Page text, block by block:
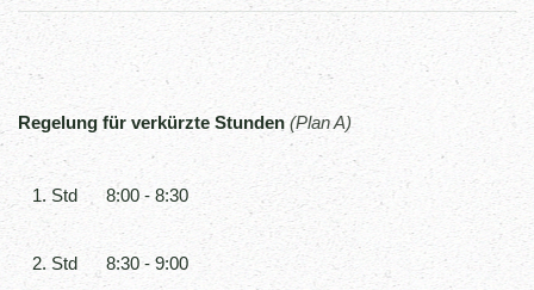
Regelung für verkürzte Stunden (Plan A)
1. Std 8:00 - 8:30
2. Std 8:30 - 9:00